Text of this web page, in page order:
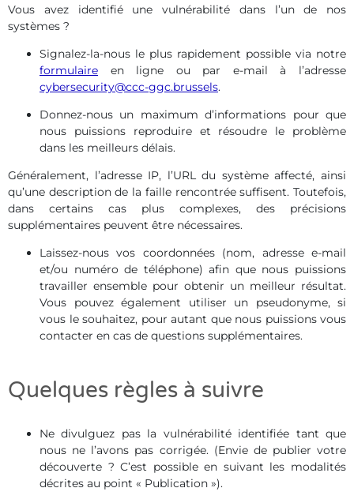
Vous avez identifié une vulnérabilité dans l’un de nos
systèmes ?
Signalez-la-nous le plus rapidement possible via notre
formulaire en ligne ou par e-mail à l’adresse
cybersecurity@ccc-ggc.brussels.
Donnez-nous un maximum d’informations pour que
nous puissions reproduire et résoudre le problème
dans les meilleurs délais.
Généralement, l’adresse IP, l’URL du système affecté, ainsi
qu’une description de la faille rencontrée suffisent. Toutefois,
dans certains cas plus complexes, des précisions
supplémentaires peuvent être nécessaires.
Laissez-nous vos coordonnées (nom, adresse e-mail
et/ou numéro de téléphone) afin que nous puissions
travailler ensemble pour obtenir un meilleur résultat.
Vous pouvez également utiliser un pseudonyme, si
vous le souhaitez, pour autant que nous puissions vous
contacter en cas de questions supplémentaires.
Quelques règles à suivre
Ne divulguez pas la vulnérabilité identifiée tant que
nous ne l’avons pas corrigée. (Envie de publier votre
découverte ? C’est possible en suivant les modalités
décrites au point « Publication »).